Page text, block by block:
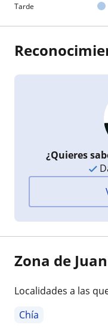
Tarde
¿Quieres
Zona de
Localidades a las
Chía